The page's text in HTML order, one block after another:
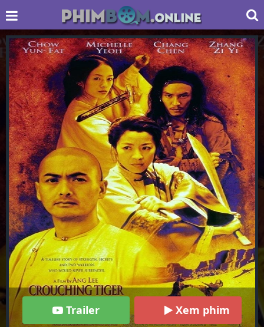
Trailer Xem phim